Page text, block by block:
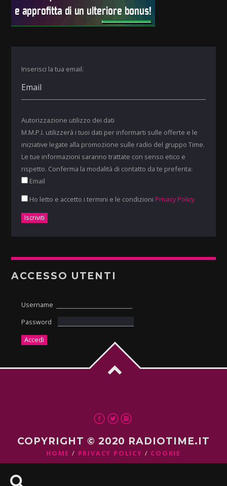
Inserisci la tua email:
Autorizzazione utilizzo dei dati
M.M.P.I. utilizzerà i tuoi dati per informarti sulle offerte e le
iniziative legate alla promozione sulle radio del gruppo Time.
Le tue informazioni saranno trattate con senso etico e
rispetto. Conferma la modalità di contatto da te preferita:
Email
Ho letto e accetto i termini e le condizioni Privacy Policy
ACCESSO UTENTI
Username
Password
COPYRIGHT © 2020 RADIOTIME.IT
HOME PRIVACY POLICY COOKIE